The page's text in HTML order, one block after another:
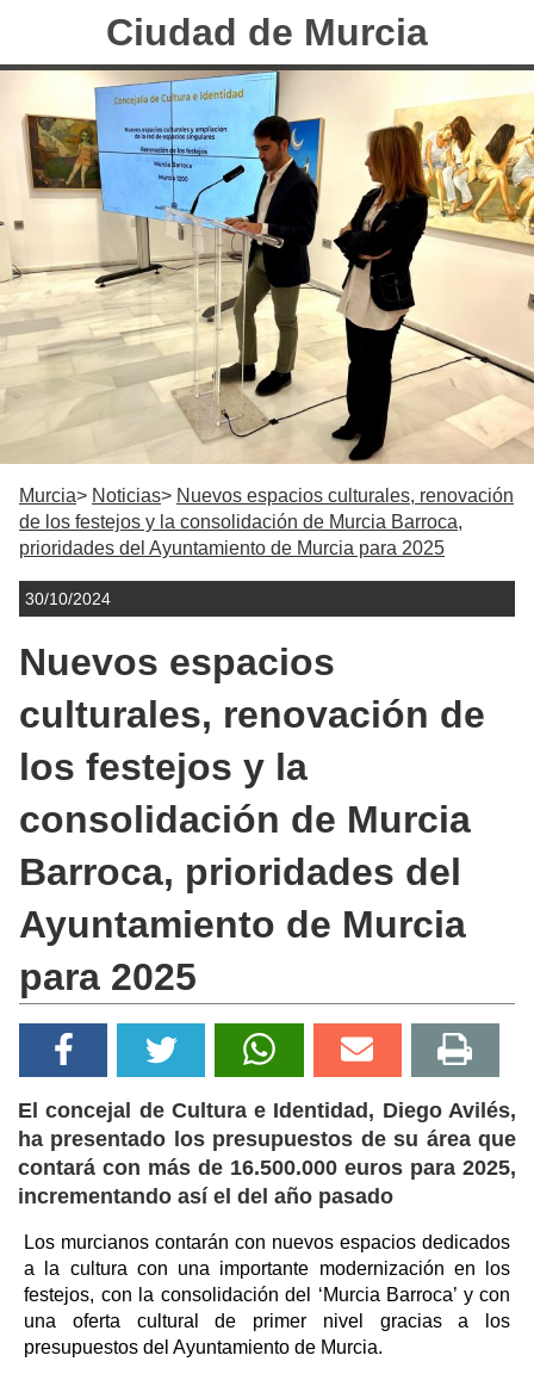
Ciudad de Murcia
Murcia Noticias
Nuevos espacios culturales, renovación
de los festejos y la consolidación de Murcia Barroca,
prioridades del Ayuntamiento de Murcia para 2025
30/10/2024
Nuevos espacios
culturales, renovación de
los festejos y la
consolidación de Murcia
Barroca, prioridades del
Ayuntamiento de Murcia
para 2025
El concejal de Cultura e Identidad, Diego Avilés,
ha presentado los presupuestos de su área que
contará con más de 16.500.000 euros para 2025,
incrementando así el del año pasado
Los murcianos contarán con nuevos espacios dedicados
a la cultura con una importante modernización en los
festejos, con la consolidación del ‘Murcia Barroca’ y con
una oferta cultural de primer nivel gracias a los
presupuestos del Ayuntamiento de Murcia.